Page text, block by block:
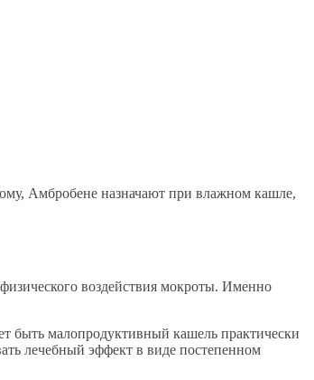
Амбробене назначают при влажном кашле,
воздействия мокроты. Именно
быть малопродуктивный кашель практически
лечебный эффект в виде постепенном